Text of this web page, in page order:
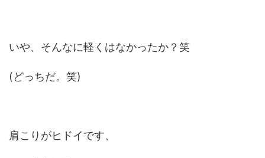
いや、そんなに軽くはなかったか？笑
(どっちだ。笑)
肩こりがヒドイです、